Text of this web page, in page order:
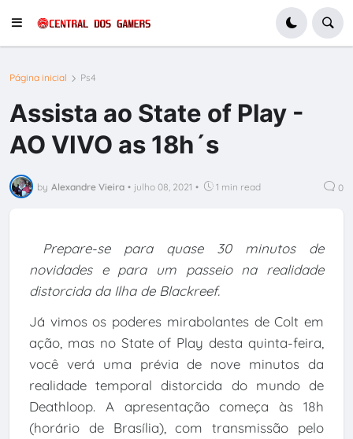
Página inicial Ps4
Assista ao State of Play -
AO VIVO as 18h´s
by Alexandre Vieira • julho 08, 2021 • 1 min read 0
Prepare-se para quase 30 minutos de
novidades e para um passeio na realidade
distorcida da Ilha de Blackreef.
Já vimos os poderes mirabolantes de Colt em
ação, mas no State of Play desta quinta-feira,
você verá uma prévia de nove minutos da
realidade temporal distorcida do mundo de
Deathloop. A apresentação começa às 18h
(horário de Brasília), com transmissão pelo